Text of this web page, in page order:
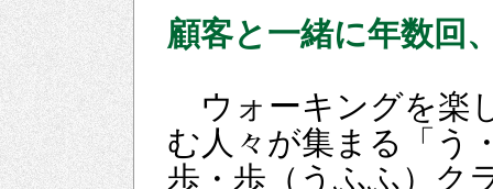
顧客と一緒に年数回
ウォーキングを楽
む人々が集まる「う
歩・歩（うふふ）ク